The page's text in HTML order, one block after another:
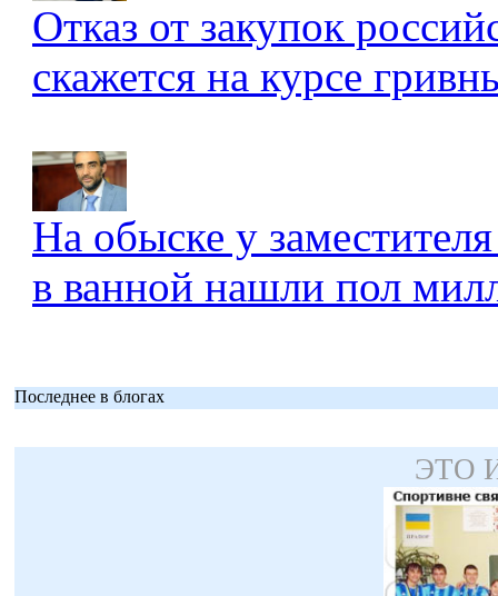
Отказ от закупок
скажется на курсе
На обыске у
в ванной нашли пол
Последнее в блогах
ЭТО